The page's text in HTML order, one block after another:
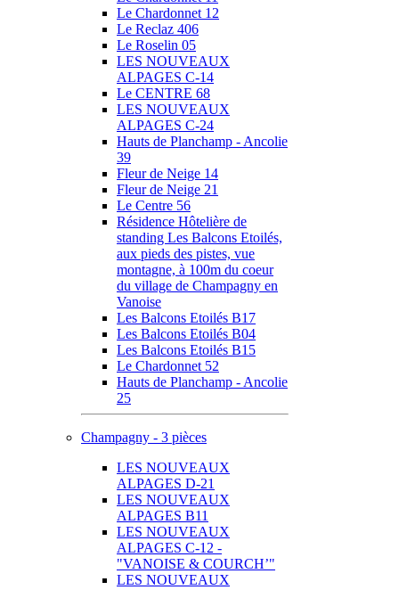
Le Chardonnet 12
Le Reclaz 406
Le Roselin 05
LES NOUVEAUX
ALPAGES C-14
Le CENTRE 68
LES NOUVEAUX
ALPAGES C-24
Hauts de Planchamp - Ancolie
39
Fleur de Neige 14
Fleur de Neige 21
Le Centre 56
Résidence Hôtelière de
standing Les Balcons Etoilés,
aux pieds des pistes, vue
montagne, à 100m du coeur
du village de Champagny en
Vanoise
Les Balcons Etoilés B17
Les Balcons Etoilés B04
Les Balcons Etoilés B15
Le Chardonnet 52
Hauts de Planchamp - Ancolie
25
Champagny - 3 pièces
LES NOUVEAUX
ALPAGES D-21
LES NOUVEAUX
ALPAGES B11
LES NOUVEAUX
ALPAGES C-12 -
"VANOISE & COURCH’"
LES NOUVEAUX